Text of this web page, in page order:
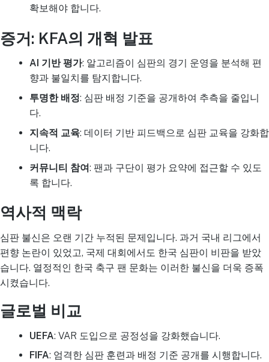
확보해야 합니다.
증거: KFA의 개혁 발표
AI 기반 평가: 알고리즘이 심판의 경기 운영을 분석해 편
향과 불일치를 탐지합니다.
투명한 배정: 심판 배정 기준을 공개하여 추측을 줄입니
다.
지속적 교육: 데이터 기반 피드백으로 심판 교육을 강화합
니다.
커뮤니티 참여: 팬과 구단이 평가 요약에 접근할 수 있도
록 합니다.
역사적 맥락
심판 불신은 오랜 기간 누적된 문제입니다. 과거 국내 리그에서
편향 논란이 있었고, 국제 대회에서도 한국 심판이 비판을 받았
습니다. 열정적인 한국 축구 팬 문화는 이러한 불신을 더욱 증폭
시켰습니다.
글로벌 비교
UEFA: VAR 도입으로 공정성을 강화했습니다.
FIFA: 엄격한 심판 훈련과 배정 기준 공개를 시행합니다.